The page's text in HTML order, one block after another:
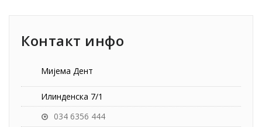
Контакт инфо
Мијема Дент
Илинденска 7/1
034 6356 444